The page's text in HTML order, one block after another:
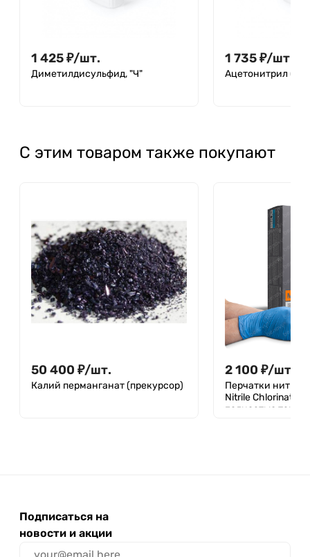
1 425₽/шт.
Диметилдисульфид, "Ч"
1 735₽/шт.
Ацетонитрил
С этим товаром также покупают
50 400 ₽/шт.
Калий перманганат (прекурсор)
2 100 ₽/шт.
Перчатки
Nitrile
полностью
Подписаться на
новости и акции